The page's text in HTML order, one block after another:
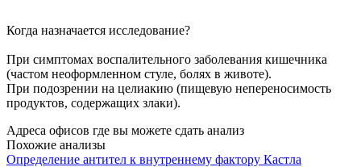
Когда назначается исследование?
При симптомах воспалительного заболевания кишечника
(частом неоформленном стуле, болях в животе).
При подозрении на целиакию (пищевую непереносимость
продуктов, содержащих злаки).
Адреса офисов где вы можете сдать анализ
Похожие анализы
Определение антител к внутреннему фактору Кастла